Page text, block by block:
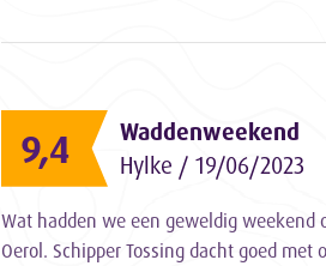
9,4
Waddenweekend
Hylke / 19/06/2023
Wat hadden we een geweldig weekend
Oerol. Schipper Tossing dacht goed